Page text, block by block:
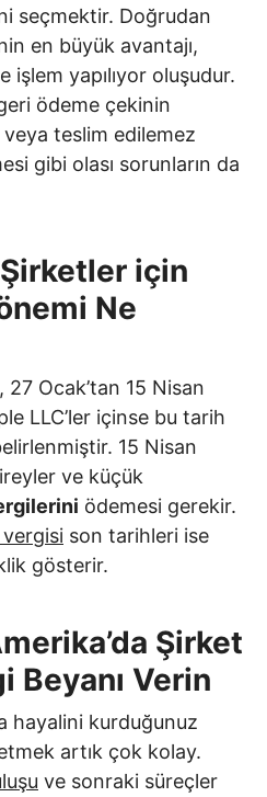
seçmektir. Doğrudan
en büyük avantajı,
işlem yapılıyor oluşudur.
ödeme çekinin
veya teslim edilemez
gibi olası sorunların da
için
Ne
27 Ocak’tan 15 Nisan
LLC’ler içinse bu tarih
15 Nisan
ve küçük
ödemesi gerekir.
son tarihleri ​​ise
gösterir.
Şirket
Beyanı Verin
hayalini kurduğunuz
artık çok kolay.
ve sonraki süreçler